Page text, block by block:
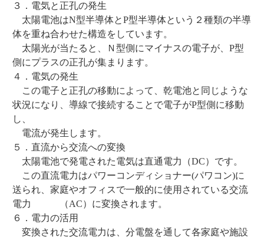
３．電気と正孔の発生
太陽電池はN型半導体とP型半導体という２種類の半導
体を重ね合わせた構造をしています。
太陽光が当たると、Ｎ型側にマイナスの電子が、P型
側にプラスの正孔が集まります。
４．電気の発生
この電子と正孔の移動によって、乾電池と同じような
状況になり、導線で接続することで電子がP型側に移動
し、
電流が発生します。
５．直流から交流への変換
太陽電池で発電された電気は直通電力（DC）です。
この直流電力はパワーコンディショナー(パワコン)に
送られ、家庭やオフィスで一般的に使用されている交流
電力 （AC）に変換されます。
６．電力の活用
変換された交流電力は、分電盤を通して各家庭や施設